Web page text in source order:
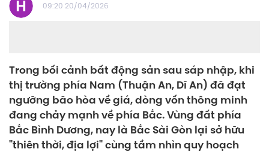
09:20 20/04/2026
Trong bối cảnh bất động sản sau sáp nhập, khi
thị trường phía Nam (Thuận An, Dĩ An) đã đạt
ngưỡng bão hòa về giá, dòng vốn thông minh
đang chảy mạnh về phía Bắc. Vùng đất phía
Bắc Bình Dương, nay là Bắc Sài Gòn lại sở hữu
"thiên thời, địa lợi" cùng tầm nhìn quy hoạch